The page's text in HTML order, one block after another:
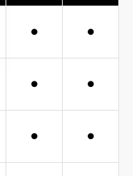
● ●
● ●
● ●